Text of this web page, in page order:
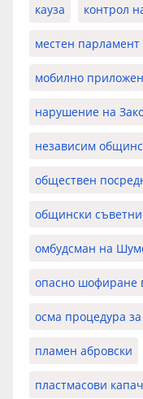
кауза контрол
местен
мобилно
нарушение на
независим
обществен
общински
омбудсман на
опасно шофиране
осма процедура
пламен абровски
пластмасови